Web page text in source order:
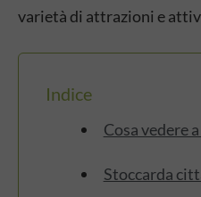
varietà di attrazioni e
Indice
Cosa vedere
Stoccarda